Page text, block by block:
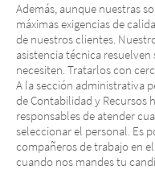
Además, aunque nuestras
máximas exigencias de
de nuestros clientes.
asistencia técnica
necesiten. Tratarlos con
A la sección administrativa
de Contabilidad y Recursos
responsables de atender
seleccionar el personal. Es
compañeros de trabajo en
cuando nos mandes tu